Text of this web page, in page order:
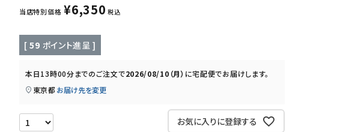
当店特別価格 ¥6,350 税込
[ 59 ポイント進呈 ]
本日13時00分までのご注文で2026/08/10（月） に宅配便でお届けします。
東京都 お届け先を変更
お気に入りに登録する